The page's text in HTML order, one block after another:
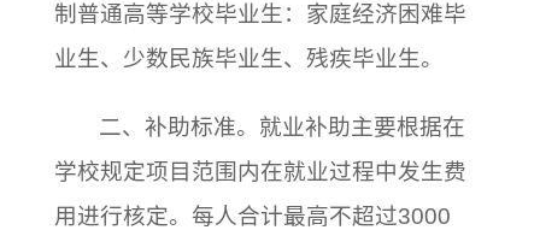
制普通高等学校毕业生：家庭经济困难毕
业生、少数民族毕业生、残疾毕业生。
二、补助标准。就业补助主要根据在
学校规定项目范围内在就业过程中发生费
用进行核定。每人合计最高不超过3000